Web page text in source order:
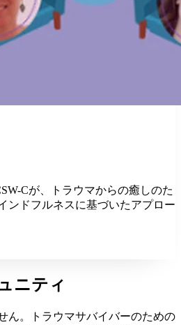
Cが、トラウマからの癒しのた
ンドフルネスに基づいたアプロー
ニティ
ん。トラウマサバイバーのための